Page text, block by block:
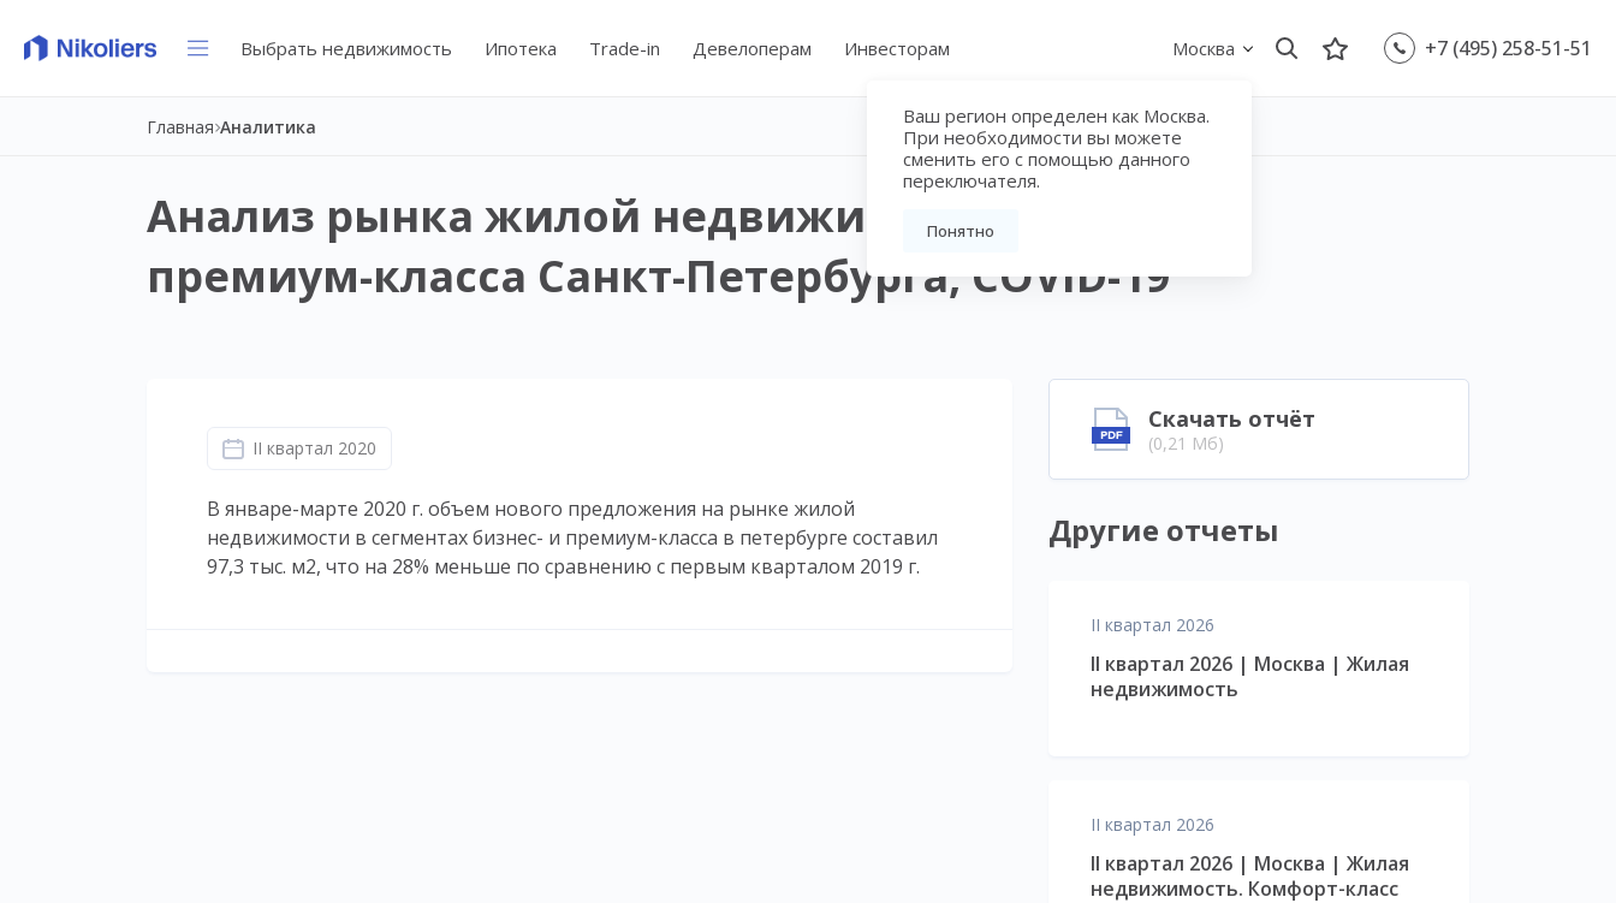
Выбрать недвижимость Ипотека Trade-in Девелоперам Инвесторам Москва
Ваш регион определен как Москва.
При необходимости вы можете
сменить его с помощью данного
переключателя.
Понятно
+7 (495) 258-51-51
Главная Аналитика
Анализ рынка жилой недвижимости бизнес- и
премиум-класса Санкт-Петербурга, COVID-19
II квартал 2020
В январе-марте 2020 г. объем нового предложения на рынке жилой
недвижимости в сегментах бизнес- и премиум-класса в петербурге составил
97,3 тыс. м2, что на 28% меньше по сравнению с первым кварталом 2019 г.
Скачать отчёт
(0,21 Мб)
Другие отчеты
II квартал 2026
II квартал 2026 | Москва | Жилая
недвижимость
II квартал 2026
II квартал 2026 | Москва | Жилая
недвижимость. Комфорт-класс